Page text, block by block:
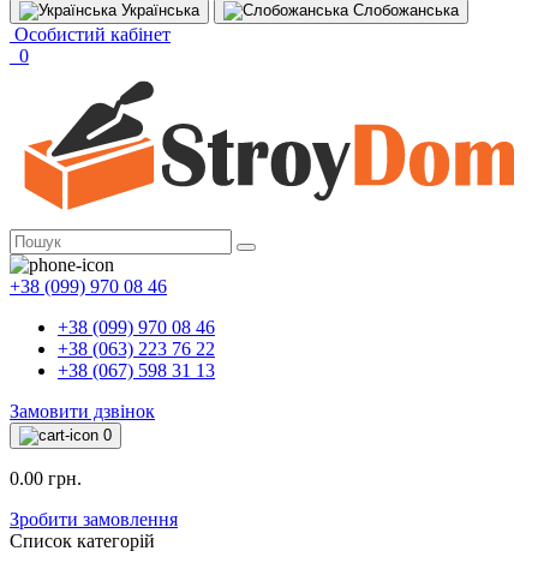
Українська
Слобожанська
Особистий кабінет
0
+38 (099) 970 08 46
+38 (099) 970 08 46
+38 (063) 223 76 22
+38 (067) 598 31 13
Замовити дзвінок
0
0.00 грн.
Зробити замовлення
Список категорій